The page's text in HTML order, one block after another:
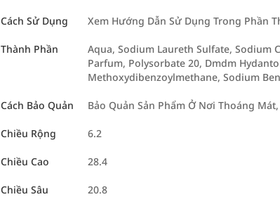
Cách Sử Dụng Xem Hướng Dẫn Sử Dụng Trong Phần
Thành Phần
Aqua, Sodium Laureth Sulfate, Sodium
Parfum, Polysorbate 20, Dmdm
Methoxydibenzoylmethane, Sodium
Cách Bảo Quản Bảo Quản Sản Phẩm Ở Nơi Thoáng
Chiều Rộng 6.2
Chiều Cao 28.4
Chiều Sâu 20.8